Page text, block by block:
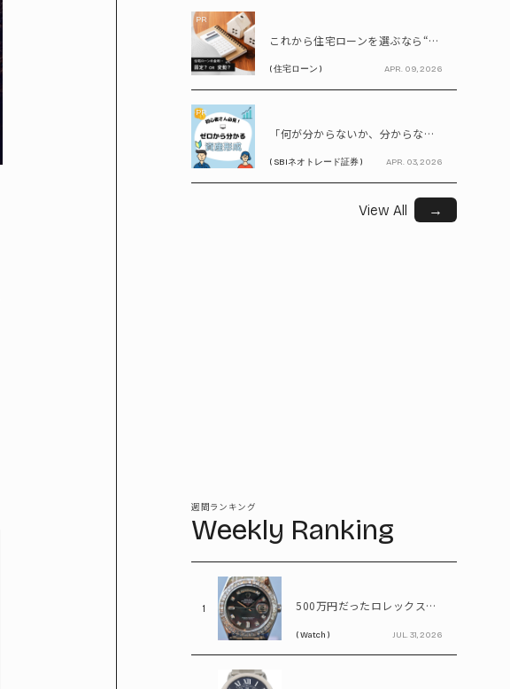
PR
これから住宅ローンを選ぶなら“固定vs変動”どちらが正解? 9割が利用したいと答えた「いま決めなくてもいい」ローンとは!?
( 住宅ローン ) APR. 09, 2026
PR
「何が分からないか、分からない」から卒業！ SBIネオトレード証券で学ぶ、はじめての資産形成
( SBIネオトレード証券 ) APR. 03, 2026
View All →
週間ランキング
Weekly Ranking
1 500万円だったロレックスが1,380万円に。プラチナ×ダイヤが輝く「パールマスター」
( Watch ) JUL. 31, 2026